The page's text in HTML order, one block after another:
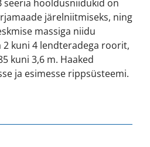
seeria hooldusniidukid on
järelniitmiseks, ning
massiga niidu
kuni 4 lendteradega roorit,
kuni 3,6 m. Haaked
ja esimesse rippsüsteemi.